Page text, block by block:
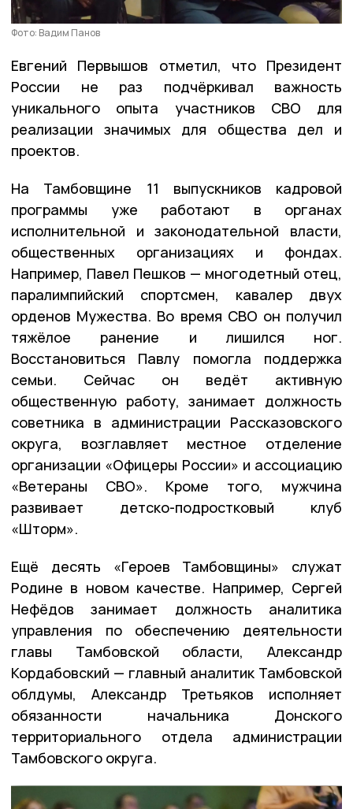
Фото: Вадим Панов
Евгений Первышов отметил, что Президент
России не раз подчёркивал важность
уникального опыта участников СВО для
реализации значимых для общества дел и
проектов.
На Тамбовщине 11 выпускников кадровой
программы уже работают в органах
исполнительной и законодательной власти,
общественных организациях и фондах.
Например, Павел Пешков — многодетный отец,
паралимпийский спортсмен, кавалер двух
орденов Мужества. Во время СВО он получил
тяжёлое ранение и лишился ног.
Восстановиться Павлу помогла поддержка
семьи. Сейчас он ведёт активную
общественную работу, занимает должность
советника в администрации Рассказовского
округа, возглавляет местное отделение
организации «Офицеры России» и ассоциацию
«Ветераны СВО». Кроме того, мужчина
развивает детско-подростковый клуб
«Шторм».
Ещё десять «Героев Тамбовщины» служат
Родине в новом качестве. Например, Сергей
Нефёдов занимает должность аналитика
управления по обеспечению деятельности
главы Тамбовской области, Александр
Кордабовский — главный аналитик Тамбовской
облдумы, Александр Третьяков исполняет
обязанности начальника Донского
территориального отдела администрации
Тамбовского округа.